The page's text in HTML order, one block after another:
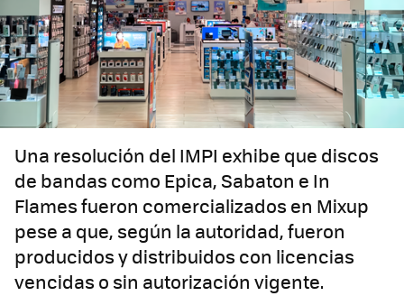
Una resolución del IMPI exhibe que discos
de bandas como Epica, Sabaton e In
Flames fueron comercializados en Mixup
pese a que, según la autoridad, fueron
producidos y distribuidos con licencias
vencidas o sin autorización vigente.